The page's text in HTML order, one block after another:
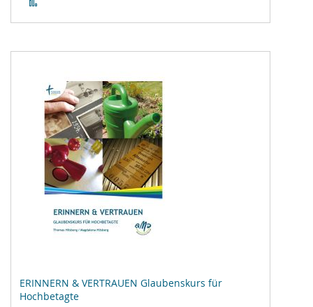
hinzufügen
ERINNERN & VERTRAUEN Glaubenskurs für
Hochbetagte